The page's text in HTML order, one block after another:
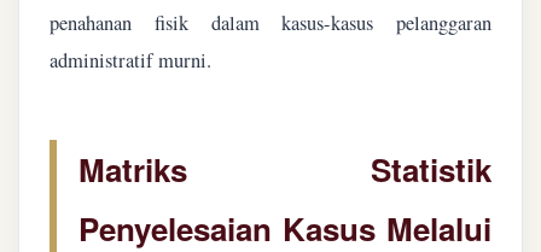
penahanan fisik dalam kasus-kasus pelanggaran
administratif murni.
Matriks Statistik
Penyelesaian Kasus Melalui